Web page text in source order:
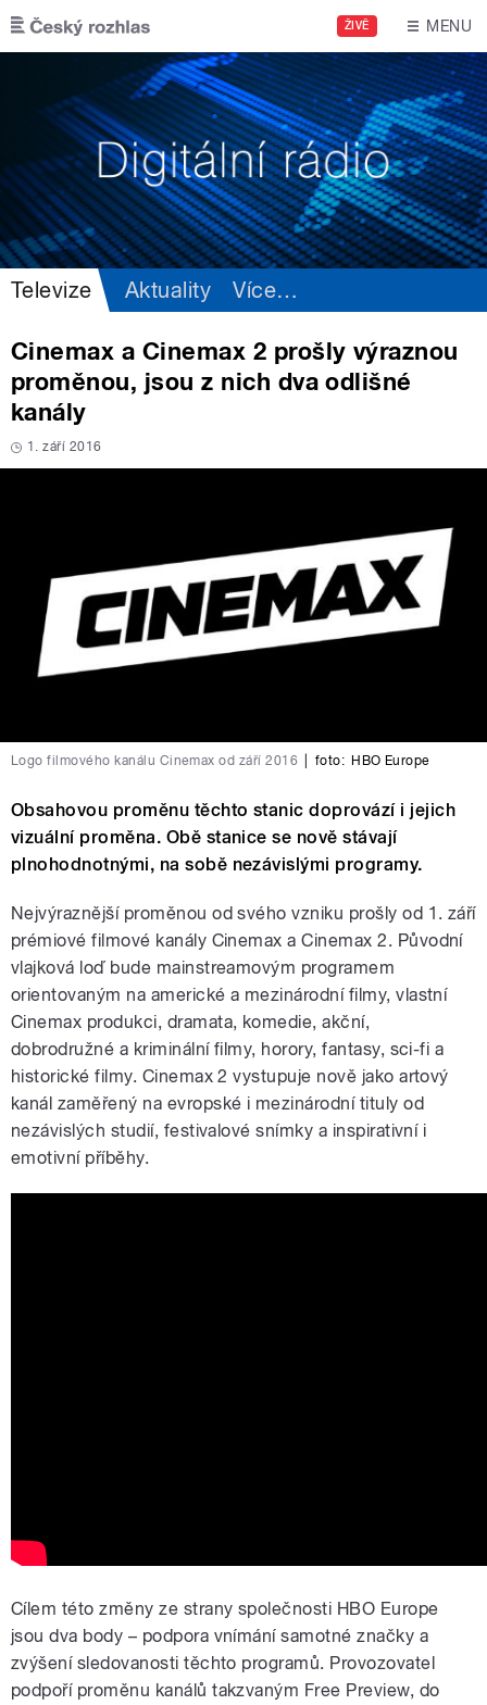
Přejít k hlavnímu obsahu
ŽIVĚ MENU
Televize Aktuality Více…
Cinemax a Cinemax 2 prošly výraznou
proměnou, jsou z nich dva odlišné
kanály
1. září 2016
Logo filmového kanálu Cinemax od září 2016 foto: HBO Europe
Obsahovou proměnu těchto stanic doprovází i jejich
vizuální proměna. Obě stanice se nově stávají
plnohodnotnými, na sobě nezávislými programy.
Nejvýraznější proměnou od svého vzniku prošly od 1. září
prémiové filmové kanály Cinemax a Cinemax 2. Původní
vlajková loď bude mainstreamovým programem
orientovaným na americké a mezinárodní filmy, vlastní
Cinemax produkci, dramata, komedie, akční,
dobrodružné a kriminální filmy, horory, fantasy, sci-fi a
historické filmy. Cinemax 2 vystupuje nově jako artový
kanál zaměřený na evropské i mezinárodní tituly od
nezávislých studií, festivalové snímky a inspirativní i
emotivní příběhy.
Cílem této změny ze strany společnosti HBO Europe
jsou dva body – podpora vnímání samotné značky a
zvýšení sledovanosti těchto programů. Provozovatel
podpoří proměnu kanálů takzvaným Free Preview, do